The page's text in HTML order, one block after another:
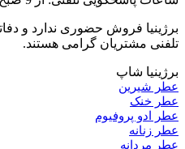
برژینیا فروش حضوری ندارد و
تلفنی مشتریان گرامی هستند.
برژینیا شاپ
عطر شیرین
عطر خنک
عطر ادو پروفیوم
عطر زنانه
عطر مردانه